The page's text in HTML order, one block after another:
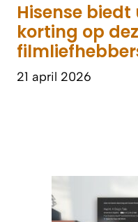
Hisense
korting op
21 april 2026